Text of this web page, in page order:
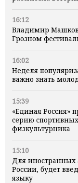
16:12
Владимир
Грозном
16:02
Неделя
важно знать
15:39
«Единая Россия»
серию
физкультурника
15:10
Для иностранных
России, будет
языку